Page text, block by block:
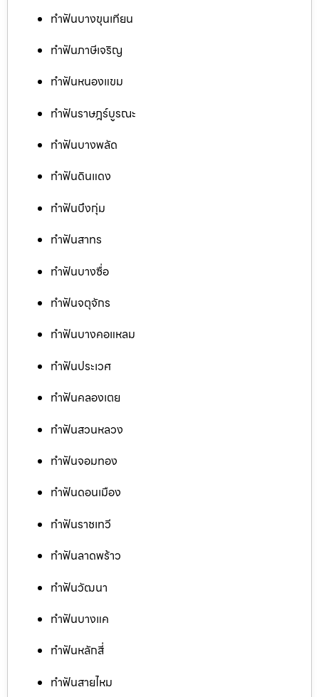
ทำฟันบางขุนเทียน
ทำฟันภาษีเจริญ
ทำฟันหนองแขม
ทำฟันราษฎร์บูรณะ
ทำฟันบางพลัด
ทำฟันดินแดง
ทำฟันบึงกุ่ม
ทำฟันสาทร
ทำฟันบางซื่อ
ทำฟันจตุจักร
ทำฟันบางคอแหลม
ทำฟันประเวศ
ทำฟันคลองเตย
ทำฟันสวนหลวง
ทำฟันจอมทอง
ทำฟันดอนเมือง
ทำฟันราชเทวี
ทำฟันลาดพร้าว
ทำฟันวัฒนา
ทำฟันบางแค
ทำฟันหลักสี่
ทำฟันสายไหม